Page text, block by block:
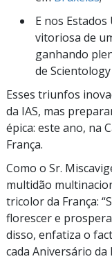
E nos
vitoriosa de
ganhando
de
Esses triunfos
da IAS, mas
épica: este ano, na
França.
Como o Sr.
multidão
tricolor da França:
florescer e
disso, enfatiza o
cada Aniversário da